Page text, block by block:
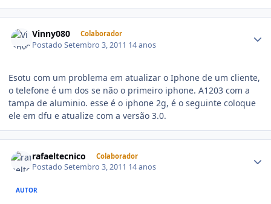
Vinny080 Colaborador
PostadoSetembro 3, 2011 14 anos
Esotu com um problema em atualizar o Iphone de um cliente,
o telefone é um dos se não o primeiro iphone. A1203 com a
tampa de aluminio. esse é o iphone 2g, é o seguinte coloque
ele em dfu e atualize com a versão 3.0.
rafaeltecnico Colaborador
PostadoSetembro 3, 2011 14 anos
AUTOR